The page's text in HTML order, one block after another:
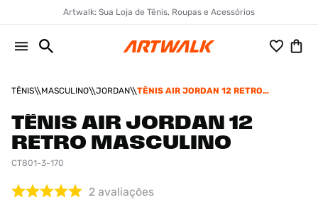
Artwalk: Sua Loja de Tênis, Roupas e Acessórios
TÊNIS MASCULINO JORDAN
TÊNIS AIR JORDAN 12 RETRO
TÊNIS AIR JORDAN 12
RETRO MASCULINO
CT801-3-170
2 avaliações